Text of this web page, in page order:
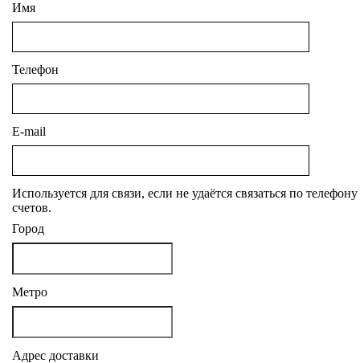
Имя
Телефон
E-mail
Используется для связи, если не удаётся связаться по
счетов.
Город
Метро
Адрес доставки